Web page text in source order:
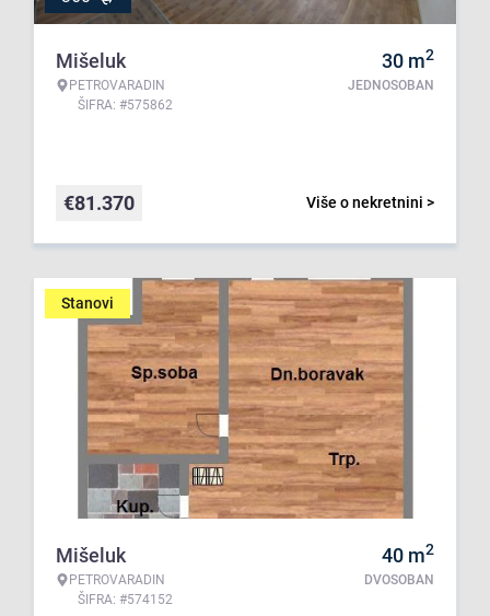
Mišeluk
PETROVARADIN
ŠIFRA: #575862
30 m2
JEDNOSOBAN
Više o nekretnini >
€81.370
Stanovi
Mišeluk
PETROVARADIN
ŠIFRA: #574152
40 m2
DVOSOBAN